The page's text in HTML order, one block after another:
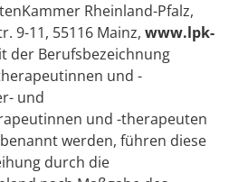
Rheinland-Pfalz,
9-11, 55116 Mainz, www.lpk-
der Berufsbezeichnung
und -
und
und -therapeuten
werden, führen diese
durch die